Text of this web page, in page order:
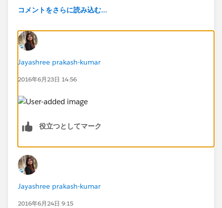
コメントをさらに読み込む...
Jayashree prakash-kumar
2016年6月23日 14:56
役立つとしてマーク
Jayashree prakash-kumar
2016年6月24日 9:15